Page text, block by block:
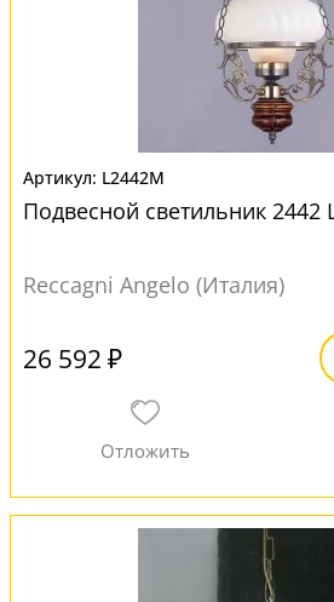
L2442M
Подвесной светильник 2442
Reccagni Angelo (Италия)
26 592 ₽